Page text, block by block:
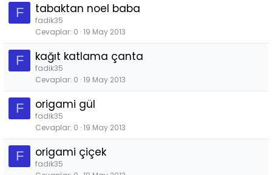
F tabaktan noel baba
fadik35
Cevaplar 0 19 May 2013
F kağıt katlama çanta
fadik35
Cevaplar 0 19 May 2013
F origami gül
fadik35
Cevaplar 0 19 May 2013
F origami çiçek
fadik35